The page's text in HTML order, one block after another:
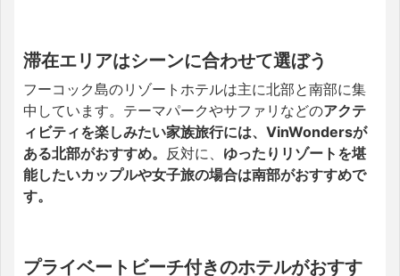
滞在エリアはシーンに合わせて選ぼう
フーコック島のリゾートホテルは主に北部と南部に集
中しています。テーマパークやサファリなどのアクテ
ィビティを楽しみたい家族旅行には、VinWondersが
ある北部がおすすめ。 反対に、 ゆったりリゾートを堪
能したいカップルや女子旅の場合は南部がおすすめで
す。
プライベートビーチ付きのホテルがおすす